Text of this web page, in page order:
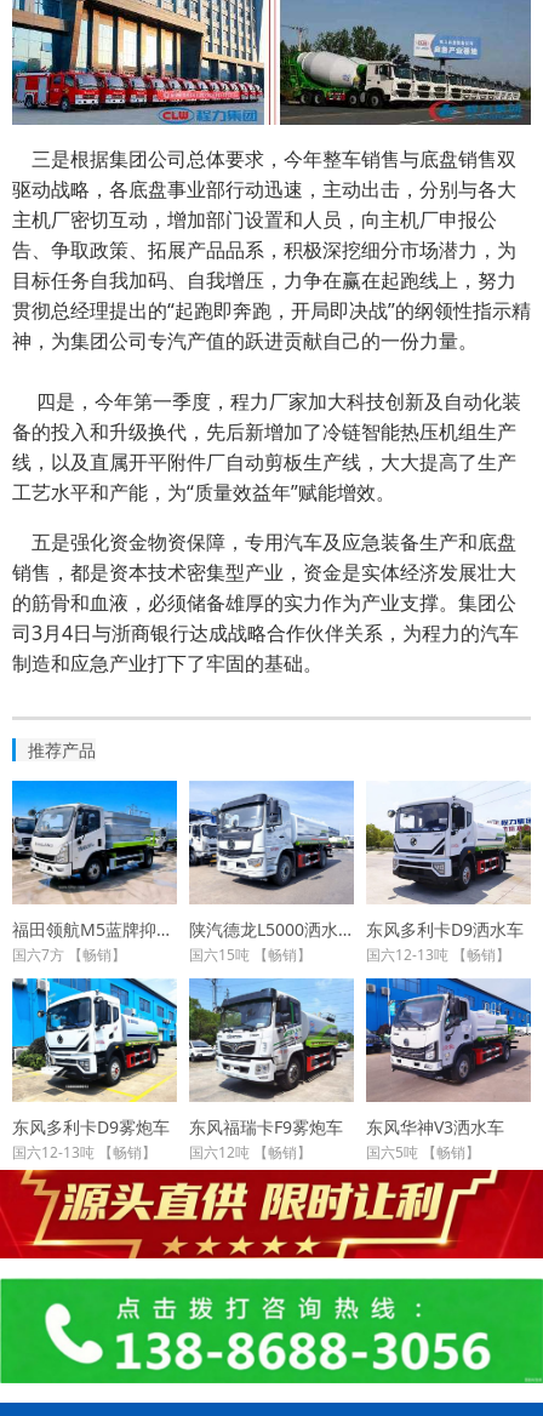
三是根据集团公司总体要求，今年整车销售与底盘销售双
驱动战略，各底盘事业部行动迅速，主动出击，分别与各大
主机厂密切互动，增加部门设置和人员，向主机厂申报公
告、争取政策、拓展产品品系，积极深挖细分市场潜力，为
目标任务自我加码、自我增压，力争在赢在起跑线上，努力
贯彻总经理提出的“起跑即奔跑，开局即决战”的纲领性指示精
神，为集团公司专汽产值的跃进贡献自己的一份力量。
四是，今年第一季度，程力厂家加大科技创新及自动化装
备的投入和升级换代，先后新增加了冷链智能热压机组生产
线，以及直属开平附件厂自动剪板生产线，大大提高了生产
工艺水平和产能，为“质量效益年”赋能增效。
五是强化资金物资保障，专用汽车及应急装备生产和底盘
销售，都是资本技术密集型产业，资金是实体经济发展壮大
的筋骨和血液，必须储备雄厚的实力作为产业支撑。集团公
司3月4日与浙商银行达成战略合作伙伴关系，为程力的汽车
制造和应急产业打下了牢固的基础。
推荐产品
福田领航M5蓝牌抑尘车
国六7方 【畅销】
陕汽德龙L5000洒水车
国六15吨 【畅销】
东风多利卡D9洒水车
国六12-13吨 【畅销】
东风多利卡D9雾炮车
国六12-13吨 【畅销】
东风福瑞卡F9雾炮车
国六12吨 【畅销】
东风华神V3洒水车
国六5吨 【畅销】